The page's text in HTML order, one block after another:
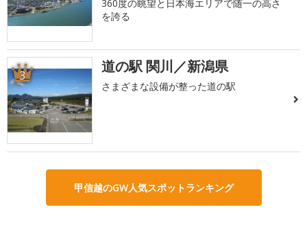
360度の眺望と日本海エリアで随一の高さ
を誇る
3 道の駅 関川／新潟県
さまざまな設備が整った道の駅
甲信越のGW人気スポットランキング